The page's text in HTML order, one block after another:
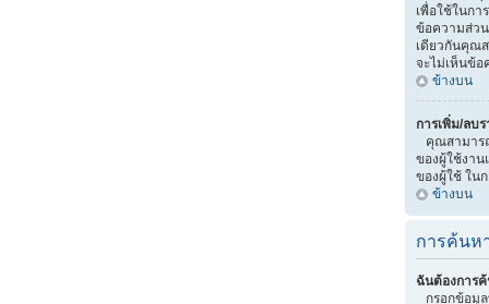
เพื่อใช้ในกา
ข้อความส่ว
เดียวกันคุณ
จะไม่เห็นข้
ข้างบน
การเพิ่ม/ลบ
คุณสามาร
ของผู้ใช้งา
ของผู้ใช้ ใน
ข้างบน
การค้นห
ฉันต้องการ
กรอกข้อมู